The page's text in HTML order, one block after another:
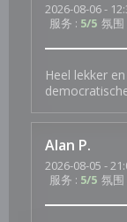
2026-08-06-
服务 : 5/5 氛围
Heel lekker
Alan P
2026-08-05 -
服务 : 5/5 氛围